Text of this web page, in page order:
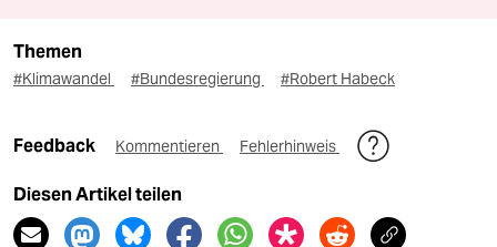
Themen
#Klimawandel #Bundesregierung #Robert Habeck
Feedback Kommentieren Fehlerhinweis
Diesen Artikel teilen